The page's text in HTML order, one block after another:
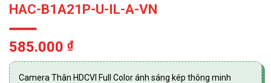
HAC-B1A21P-U-IL-A-VN
585.000 ₫
Camera Thân HDCVI Full Color ánh sáng kép thông minh